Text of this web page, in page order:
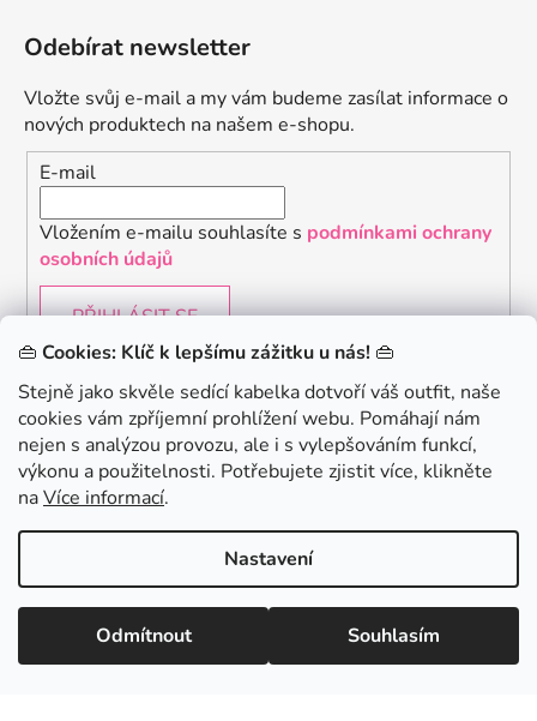
👜 Cookies: Klíč k lepšímu zážitku u nás! 👜
Stejně jako skvěle sedící kabelka dotvoří váš outfit, naše
cookies vám zpříjemní prohlížení webu. Pomáhají nám
nejen s analýzou provozu, ale i s vylepšováním funkcí,
výkonu a použitelnosti. Potřebujete zjistit více, klikněte
naVíce informací.
Nastavení
Odmítnout Souhlasím
Odebírat newsletter
Vložte svůj e-mail a my vám budeme zasílat informace o
nových produktech na našem e-shopu.
E-mail
Vložením e-mailu souhlasíte s podmínkami ochrany
osobních údajů
PŘIHLÁSIT SE
.
KONTAKTUJTE NÁS - jsme tady pro Vás na telefonu i
Vytvořil Shoptet
Copyright 2026danami . Všechna práva vyhrazena.
Chceš získat slevu 150Kč na svůj první nákup? Přihlaste
se k našemu newsletteru.
Minimální hodnota nákupu pro uplatnění slevy je 700 Kč.
Zásady zpracování osobních údajů